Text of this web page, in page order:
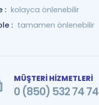
: kolayca önlenebilir
: tamamen önlenebilir
MÜŞTERİ HİZMETLERİ
0 (850) 532 74 74